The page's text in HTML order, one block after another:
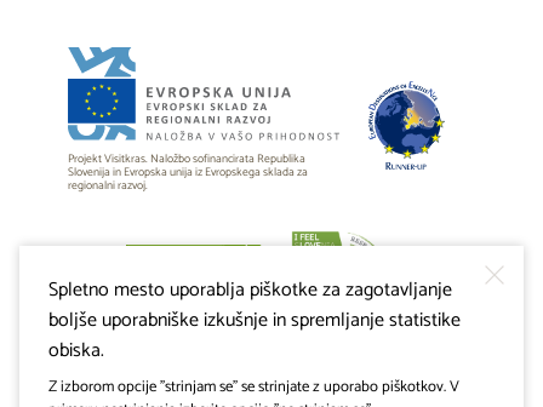
Projekt Visitkras. Naložbo sofinancirata Republika
Slovenija in Evropska unija iz Evropskega sklada za
regionalni razvoj.
Spletno mesto uporablja piškotke za zagotavljanje
boljše uporabniške izkušnje in spremljanje statistike
obiska.
Z izborom opcije "strinjam se" se strinjate z uporabo piškotkov. V